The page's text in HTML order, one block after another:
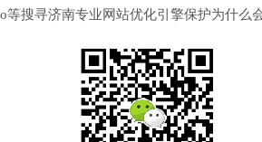
等搜寻济南专业网站优化引擎保护为什么